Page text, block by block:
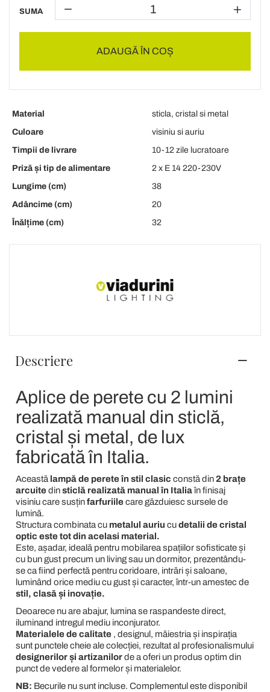
SUMA
ADAUGĂ ÎN COȘ
Material
sticla, cristal si metal
Culoare
visiniu si auriu
Timpii de livrare
10-12 zile lucratoare
Priză și tip de alimentare
2 x E 14 220-230V
Lungime (cm)
38
Adâncime (cm)
20
Înălțime (cm)
32
Descriere
Aplice de perete cu 2 lumini
realizată manual din sticlă,
cristal și metal, de lux
fabricată în Italia.
Această lampă de pereteîn stil clasic constă din 2 brațe
arcuitedinsticlă realizată manual în Italiaîn finisaj
visiniu care susținfarfuriilecare găzduiesc sursele de
lumină.
Structura combinata cu metalul auriu cudetalii de cristal
optic este tot din acelasi material.
Este, așadar, ideală pentru mobilarea spațiilor sofisticate și
cu bun gust precum un living sau un dormitor, prezentându-
se ca fiind perfectă pentru coridoare, intrări și saloane,
luminând orice mediu cu gust și caracter, într-un amestec de
stil, clasă și inovație.
Deoarece nu are abajur, lumina se raspandeste direct,
iluminand intregul mediu inconjurator.
Materialele de calitate, designul, măiestria și inspirația
sunt punctele cheie ale colecției, rezultat al profesionalismului
designerilor și artizanilorde a oferi un produs optim din
punct de vedere al formelor și materialelor.
NB: Becurile nu sunt incluse. Complementul este disponibil